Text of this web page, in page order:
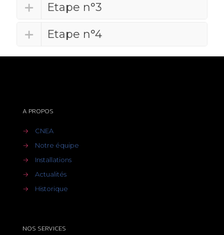
Etape n°3
Etape n°4
A PROPOS
→
CNEA
→
Notre équipe
→
Installations
→
Actualités
→
Historique
NOS SERVICES